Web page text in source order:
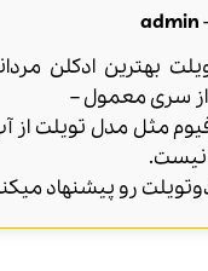
admin
بهترین ادکلن
از سری معمول –
مثل مدل تویلت از
نیست.
رو پیشنهاد